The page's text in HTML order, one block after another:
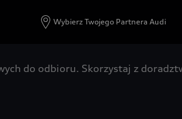
Wybierz Twojego Partnera Audi
do odbioru. Skorzystaj z